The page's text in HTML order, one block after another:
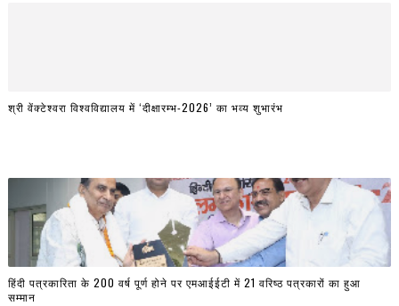
श्री वेंक्टेश्वरा विश्वविद्यालय में ‘दीक्षारम्भ-2026’ का भव्य शुभारंभ
हिंदी पत्रकारिता के 200 वर्ष पूर्ण होने पर एमआईईटी में 21 वरिष्ठ पत्रकारों का हुआ
सम्मान